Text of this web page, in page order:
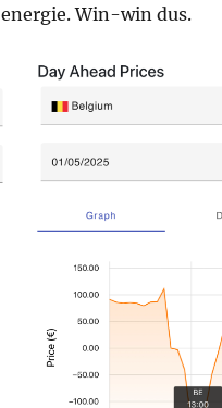
energie. Win-win dus.